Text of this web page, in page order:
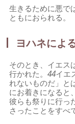
生きるために悪で
ともにおられる。
ヨハネによ
そのとき、イエス
行かれた。44イエ
れないものだ」と
にお着きになると
彼らも祭りに行っ
さったことをすべ